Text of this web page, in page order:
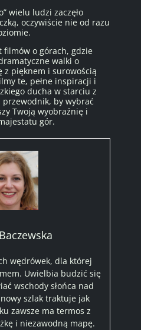
wielu ludzi zaczęło
oczywiście nie od razu
filmów o górach, gdzie
walki o
pięknem i surowością
te, pełne inspiracji i
ducha w starciu z
by wybrać
Twoją wyobraźnię i
gór.
wędrówek, dla której
Uwielbia budzić się
wschody słońca nad
szlak traktuje jak
zawsze ma termos z
i niezawodną mapę.